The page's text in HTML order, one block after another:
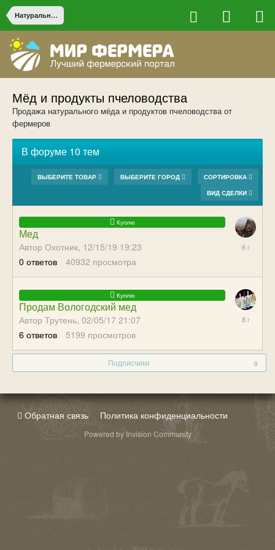
Натуральные продукты от фермеров
Мёд и продукты пчеловодства
Продажа натурального мёда и продуктов пчеловодства от
фермеров
В форуме 10 тем
СОРТИРОВКА
ВЫБЕРИТЕ ГОРОД
ВЫБЕРИТЕ ТОВАР
ВИД СДЕЛКИ
Мед
Автор Охотник, 12/15/19 19:23
0 ответов 40932 просмотра
12/15/19
Продам Вологодский мед
Автор Трутень, 02/05/17 21:07
6 ответов 5199 просмотров
09/26/17
Подписчики 0
Обратная связь Политика конфиденциальности
Powered by Invision Community